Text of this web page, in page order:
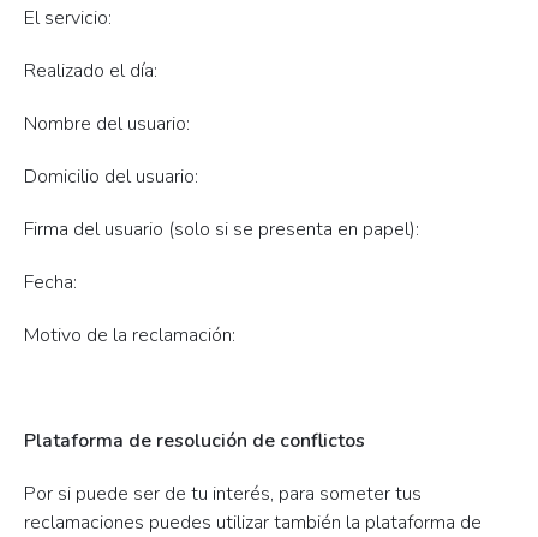
El servicio:
Realizado el día:
Nombre del usuario:
Domicilio del usuario:
Firma del usuario (solo si se presenta en papel):
Fecha:
Motivo de la reclamación:
Plataforma de resolución de conflictos
Por si puede ser de tu interés, para someter tus
reclamaciones puedes utilizar también la plataforma de